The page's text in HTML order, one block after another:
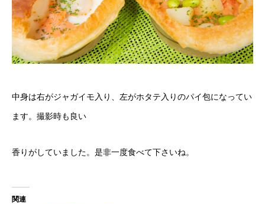
中身は右がジャガイモ入り、左がホタテ入りのパイ包になってい
ます。撮影時も良い
香りがしていました。是非一度食べて下さいね。
関連